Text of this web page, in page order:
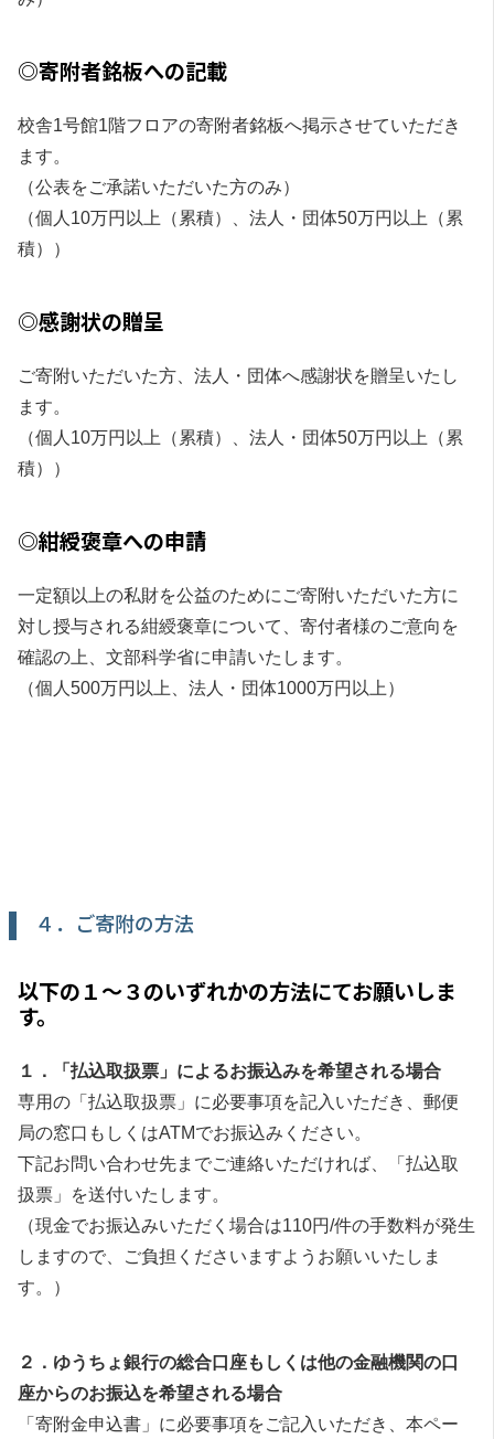
◎寄附者銘板への記載
校舎1号館1階フロアの寄附者銘板へ掲示させていただき
ます。
（公表をご承諾いただいた方のみ）
（個人10万円以上（累積）、法人・団体50万円以上（累
積））
◎感謝状の贈呈
ご寄附いただいた方、法人・団体へ感謝状を贈呈いたし
ます。
（個人10万円以上（累積）、法人・団体50万円以上（累
積））
◎紺綬褒章への申請
一定額以上の私財を公益のためにご寄附いただいた方に
対し授与される紺綬褒章について、寄付者様のご意向を
確認の上、文部科学省に申請いたします。
（個人500万円以上、法人・団体1000万円以上）
４．ご寄附の方法
以下の１～３のいずれかの方法にてお願いしま
す。
１．「払込取扱票」によるお振込みを希望される場合
専用の「払込取扱票」に必要事項を記入いただき、郵便
局の窓口もしくはATMでお振込みください。
下記お問い合わせ先までご連絡いただければ、「払込取
扱票」を送付いたします。
（現金でお振込みいただく場合は110円/件の手数料が発生
しますので、ご負担くださいますようお願いいたしま
す。）
２．ゆうちょ銀行の総合口座もしくは他の金融機関の口
座からのお振込を希望される場合
「寄附金申込書」に必要事項をご記入いただき、本ペー